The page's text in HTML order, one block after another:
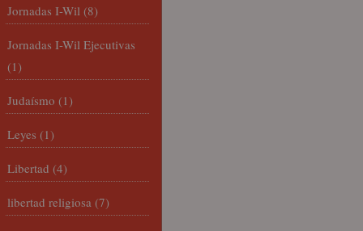
Jornadas I-Wil (8)
Jornadas I-Wil Ejecutivas
(1)
Judaísmo (1)
Leyes (1)
Libertad (4)
libertad religiosa (7)